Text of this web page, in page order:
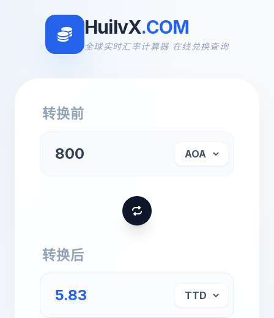
HuilvX.COM
全球实时汇率计算器 在线兑换查询
转换前
转换后